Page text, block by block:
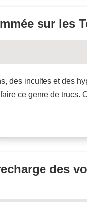
sur les
des incultes et des
ce genre de
des